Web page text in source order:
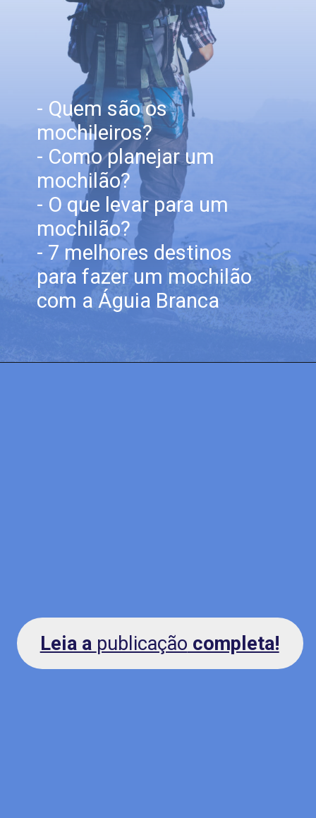
- Quem são os
mochileiros?
- Como planejar um
mochilão?
- O que levar para um
mochilão?
- 7 melhores destinos
para fazer um mochilão
com a Águia Branca
Leia a publicação completa!